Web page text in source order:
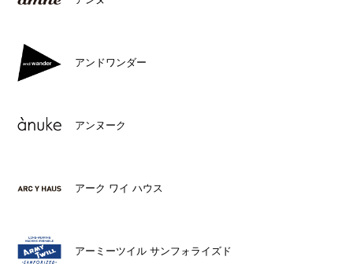
アンドワンダー
アンヌーク
アーク ワイ ハウス
アーミーツイル サンフォライズド